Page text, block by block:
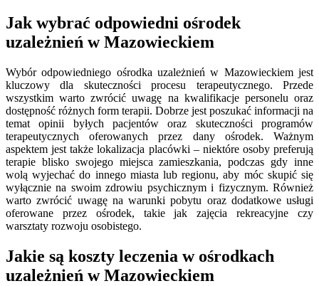
Jak wybrać odpowiedni ośrodek
uzależnień w Mazowieckiem
Wybór odpowiedniego ośrodka uzależnień w Mazowieckiem jest
kluczowy dla skuteczności procesu terapeutycznego. Przede
wszystkim warto zwrócić uwagę na kwalifikacje personelu oraz
dostępność różnych form terapii. Dobrze jest poszukać informacji na
temat opinii byłych pacjentów oraz skuteczności programów
terapeutycznych oferowanych przez dany ośrodek. Ważnym
aspektem jest także lokalizacja placówki – niektóre osoby preferują
terapie blisko swojego miejsca zamieszkania, podczas gdy inne
wolą wyjechać do innego miasta lub regionu, aby móc skupić się
wyłącznie na swoim zdrowiu psychicznym i fizycznym. Również
warto zwrócić uwagę na warunki pobytu oraz dodatkowe usługi
oferowane przez ośrodek, takie jak zajęcia rekreacyjne czy
warsztaty rozwoju osobistego.
Jakie są koszty leczenia w ośrodkach
uzależnień w Mazowieckiem